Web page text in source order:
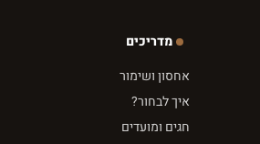
מדריכים
אחסון ושימור
איך לבחור?
חגים ומועדים